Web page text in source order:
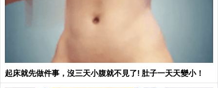
起床就先做件事，沒三天小腹就不見了! 肚子一天天變小！